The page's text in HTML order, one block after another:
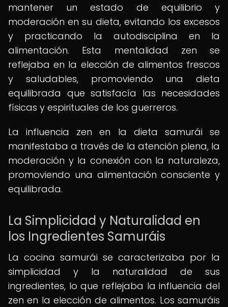
mantener un estado de equilibrio y
moderación en su dieta, evitando los excesos
y practicando la autodisciplina en la
alimentación. Esta mentalidad zen se
reflejaba en la elección de alimentos frescos
y saludables, promoviendo una dieta
equilibrada que satisfacía las necesidades
físicas y espirituales de los guerreros.
La influencia zen en la dieta samurái se
manifestaba a través de la atención plena, la
moderación y la conexión con la naturaleza,
promoviendo una alimentación consciente y
equilibrada.
La Simplicidad y Naturalidad en
los Ingredientes Samuráis
La cocina samurái se caracterizaba por la
simplicidad y la naturalidad de sus
ingredientes, lo que reflejaba la influencia del
zen en la elección de alimentos. Los samuráis